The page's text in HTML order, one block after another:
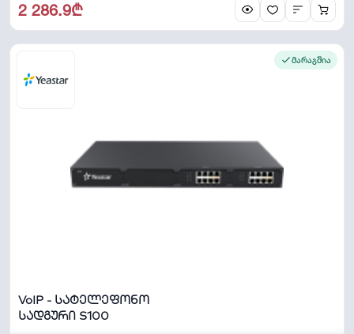
2 286.9₾
მარაგშია
VoIP - სატელეფონო
სადგური S100